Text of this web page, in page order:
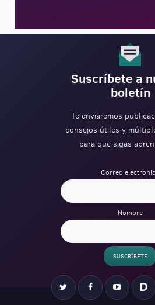
Suscríbete a
boletín
Te enviaremos
consejos útiles y
para que sigas
Correo
Nombre
SUSCRÍBETE
Verification